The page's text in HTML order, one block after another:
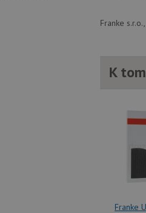
Franke
K
Franke
__Secure-